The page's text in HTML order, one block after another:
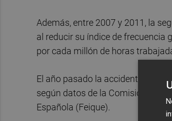
Además, entre 2007 y 2011, la
al reducir su índice de frecuencia
por cada millón de horas
El año pasado la accidentalidad
según datos de la Comisión de
Española (Feique).